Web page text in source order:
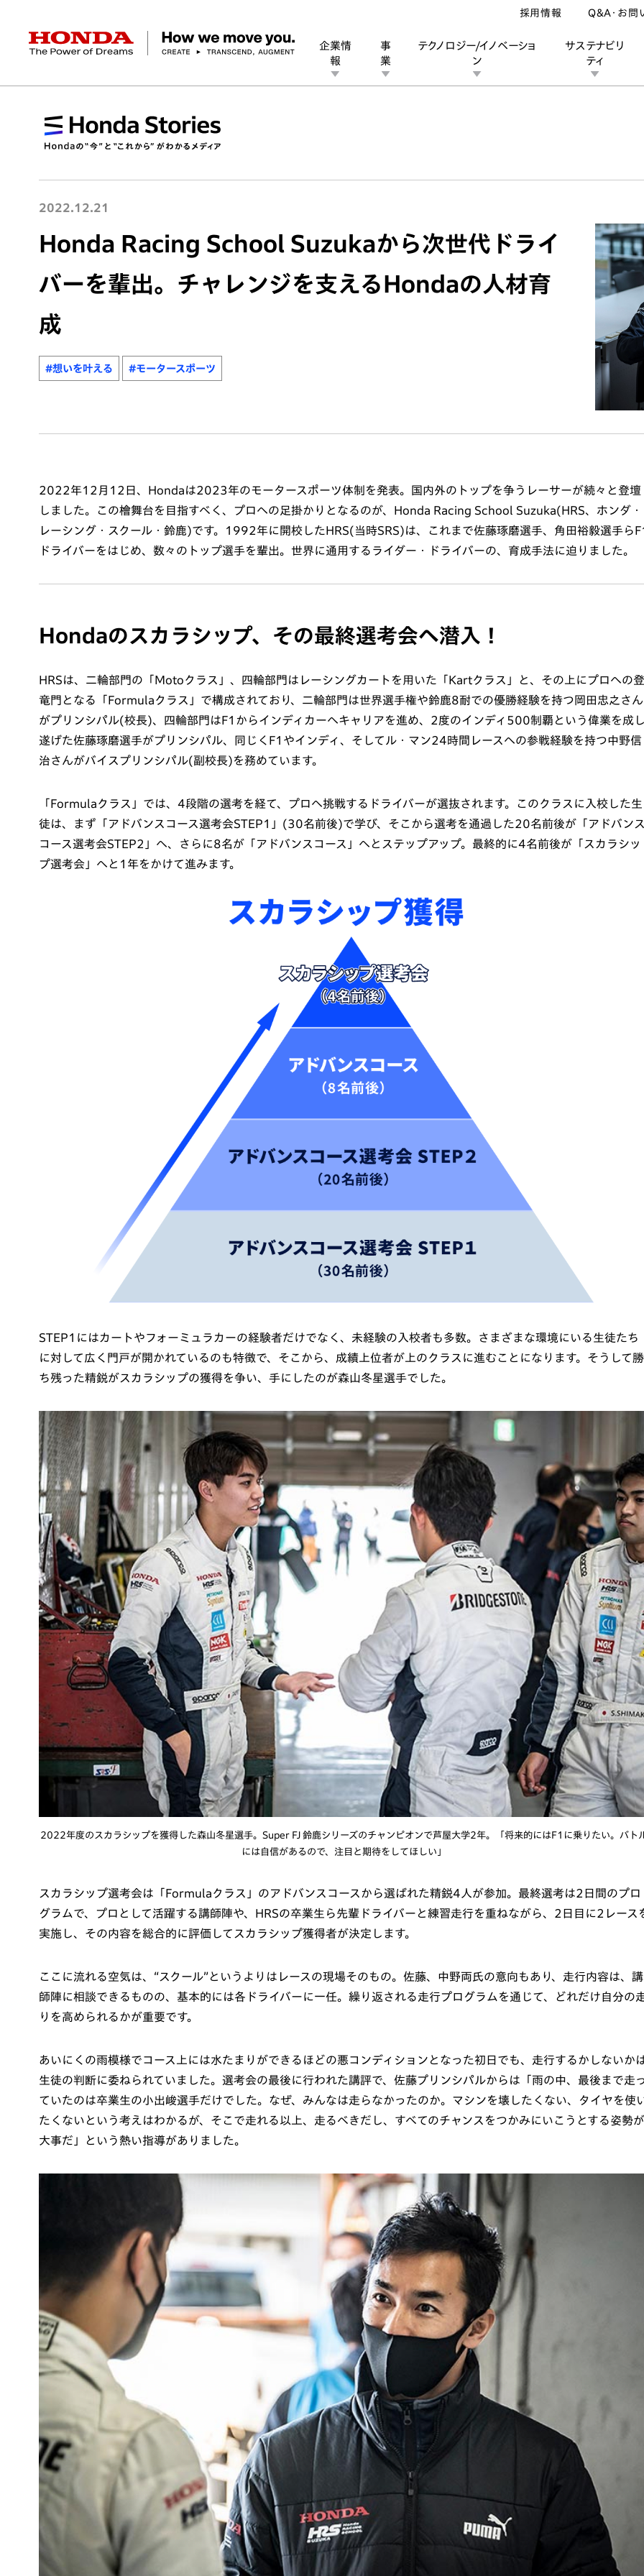
HONDA The Power of Dreams
企業情
報
企業情報 トップ
社長メッセージ 経営方針 会社概要
事
業
事業 トップ
バイク パワープロダクツ
テクノロジー/イノベーショ
ン
テクノロジー/イノベーション トップ
テクノロジー デザイン
サステナビリ
ティ
サステナビリティ トップ
Honda Report 環境
投資家情報 トップ
IR資料室 財務・業績情報
ニュースルーム
ニュースルーム
Discover Honda
Discover Honda
採用情報 Q&A・お問
2022.12.21
Honda Racing School Suzukaから次世代ドライ
バーを輩出。チャレンジを支えるHondaの人材育
成
#想いを叶える #モータースポーツ
2022年12月12日、Hondaは2023年のモータースポーツ体制を発表。国内外のトップを争うレーサーが続々と登壇
しました。この檜舞台を目指すべく、プロへの足掛かりとなるのが、Honda Racing School Suzuka(HRS、ホンダ・
レーシング・スクール・鈴鹿)です。1992年に開校したHRS(当時SRS)は、これまで佐藤琢磨選手、角田裕毅選手ら
ドライバーをはじめ、数々のトップ選手を輩出。世界に通用するライダー・ドライバーの、育成手法に迫りました。
Hondaのスカラシップ、その最終選考会へ潜入！
HRSは、二輪部門の「Motoクラス」、四輪部門はレーシングカートを用いた「Kartクラス」と、その上にプロへの登
竜門となる「Formulaクラス」で構成されており、二輪部門は世界選手権や鈴鹿8耐での優勝経験を持つ岡田忠之さん
がプリンシパル(校長)、四輪部門はF1からインディカーへキャリアを進め、2度のインディ500制覇という偉業を成
遂げた佐藤琢磨選手がプリンシパル、同じくF1やインディ、そしてル・マン24時間レースへの参戦経験を持つ中野信
治さんがバイスプリンシパル(副校長)を務めています。
「Formulaクラス」では、4段階の選考を経て、プロへ挑戦するドライバーが選抜されます。このクラスに入校した生
徒は、まず「アドバンスコース選考会STEP1」(30名前後)で学び、そこから選考を通過した20名前後が「アドバン
コース選考会STEP2」へ、さらに8名が「アドバンスコース」へとステップアップ。最終的に4名前後が「スカラシッ
プ選考会」へと1年をかけて進みます。
STEP1にはカートやフォーミュラカーの経験者だけでなく、未経験の入校者も多数。さまざまな環境にいる生徒たち
に対して広く門戸が開かれているのも特徴で、そこから、成績上位者が上のクラスに進むことになります。そうして勝
ち残った精鋭がスカラシップの獲得を争い、手にしたのが森山冬星選手でした。
2022年度のスカラシップを獲得した森山冬星選手。Super FJ 鈴鹿シリーズのチャンピオンで芦屋大学2年。「将来的にはF1に乗りたい。バト
には自信があるので、注目と期待をしてほしい」
スカラシップ選考会は「Formulaクラス」のアドバンスコースから選ばれた精鋭4人が参加。最終選考は2日間のプロ
グラムで、プロとして活躍する講師陣や、HRSの卒業生ら先輩ドライバーと練習走行を重ねながら、2日目に2レース
実施し、その内容を総合的に評価してスカラシップ獲得者が決定します。
ここに流れる空気は、“スクール”というよりはレースの現場そのもの。佐藤、中野両氏の意向もあり、走行内容は、講
師陣に相談できるものの、基本的には各ドライバーに一任。繰り返される走行プログラムを通じて、どれだけ自分の
りを高められるかが重要です。
あいにくの雨模様でコース上には水たまりができるほどの悪コンディションとなった初日でも、走行するかしないか
生徒の判断に委ねられていました。選考会の最後に行われた講評で、佐藤プリンシパルからは「雨の中、最後まで走
ていたのは卒業生の小出峻選手だけでした。なぜ、みんなは走らなかったのか。マシンを壊したくない、タイヤを使
たくないという考えはわかるが、そこで走れる以上、走るべきだし、すべてのチャンスをつかみにいこうとする姿勢が
大事だ」という熱い指導がありました。